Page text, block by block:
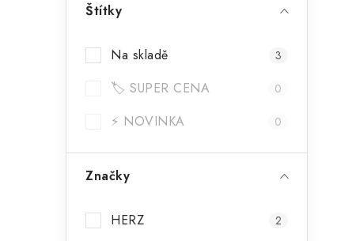
p
Štítky
Na skladě 3
🏷️ SUPER CENA 0
⚡ NOVINKA 0
Značky
HERZ 2